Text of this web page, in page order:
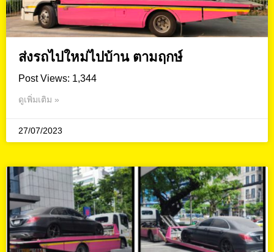
ส่งรถไปใหม่ไปบ้าน ตามฤกษ์
Post Views: 1,344
ดูเพิ่มเติม »
27/07/2023